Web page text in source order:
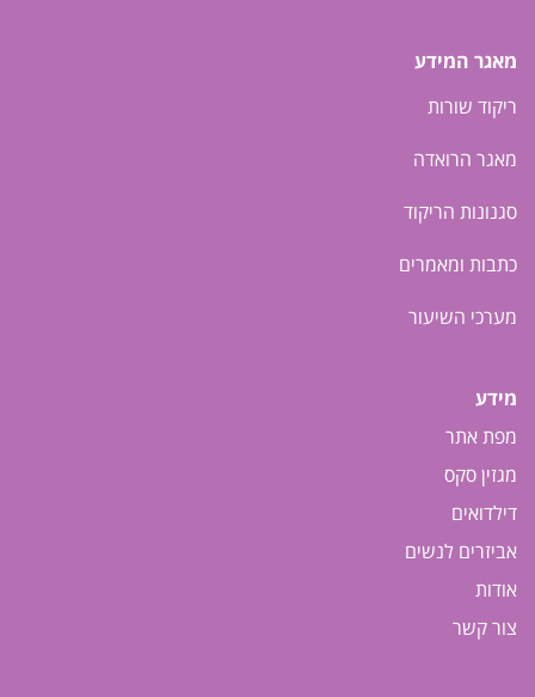
מאגר המידע
ריקוד שורות
מאגר הרואדה
סגנונות הריקוד
כתבות ומאמרים
מערכי השיעור
מידע
מפת אתר
מגזין סקס
דילדואים
אביזרים לנשים
אודות
צור קשר